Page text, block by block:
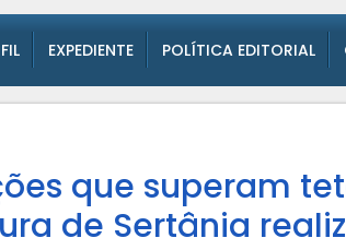
EXPEDIENTE POLÍTICA EDITORIAL
que superam
de Sertânia